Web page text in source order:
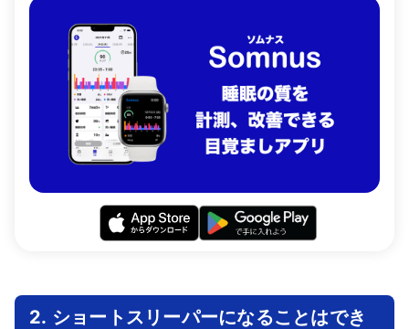
2. ショートスリーパーになることはでき